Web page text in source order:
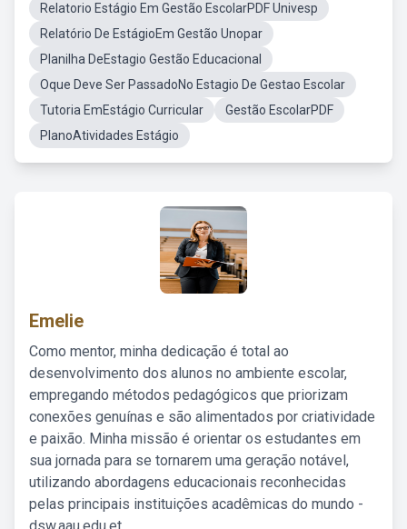
Relatorio Estágio Em Gestão EscolarPDF Univesp
Relatório De EstágioEm Gestão Unopar
Planilha DeEstagio Gestão Educacional
Oque Deve Ser PassadoNo Estagio De Gestao Escolar
Tutoria EmEstágio Curricular
Gestão EscolarPDF
PlanoAtividades Estágio
Emelie
Como mentor, minha dedicação é total ao
desenvolvimento dos alunos no ambiente escolar,
empregando métodos pedagógicos que priorizam
conexões genuínas e são alimentados por criatividade
e paixão. Minha missão é orientar os estudantes em
sua jornada para se tornarem uma geração notável,
utilizando abordagens educacionais reconhecidas
pelas principais instituições acadêmicas do mundo -